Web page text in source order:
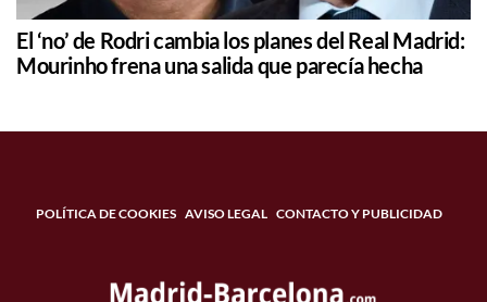
El ‘no’ de Rodri cambia los planes del Real Madrid:
Mourinho frena una salida que parecía hecha
POLÍTICA DE COOKIES AVISO LEGAL CONTACTO Y PUBLICIDAD